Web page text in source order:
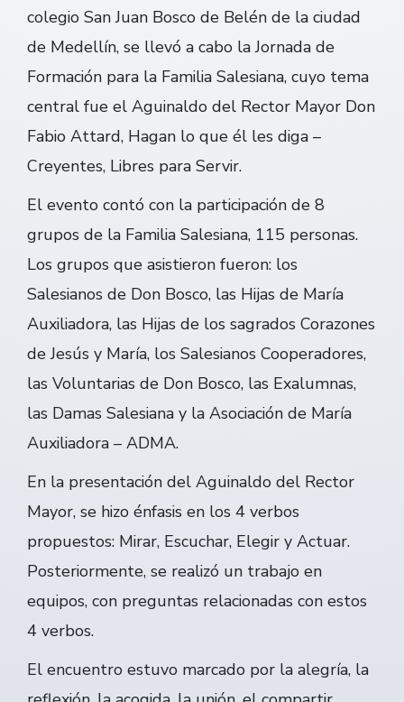
colegio San Juan Bosco de Belén de la ciudad
de Medellín, se llevó a cabo la Jornada de
Formación para la Familia Salesiana, cuyo tema
central fue el Aguinaldo del Rector Mayor Don
Fabio Attard, Hagan lo que él les diga –
Creyentes, Libres para Servir.
El evento contó con la participación de 8
grupos de la Familia Salesiana, 115 personas.
Los grupos que asistieron fueron: los
Salesianos de Don Bosco, las Hijas de María
Auxiliadora, las Hijas de los sagrados Corazones
de Jesús y María, los Salesianos Cooperadores,
las Voluntarias de Don Bosco, las Exalumnas,
las Damas Salesiana y la Asociación de María
Auxiliadora – ADMA.
En la presentación del Aguinaldo del Rector
Mayor, se hizo énfasis en los 4 verbos
propuestos: Mirar, Escuchar, Elegir y Actuar.
Posteriormente, se realizó un trabajo en
equipos, con preguntas relacionadas con estos
4 verbos.
El encuentro estuvo marcado por la alegría, la